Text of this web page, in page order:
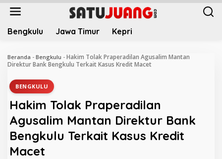
L
Bengkulu Jawa Timur Kepri
Beranda - Bengkulu - Hakim Tolak Praperadilan Agusalim Mantan
Direktur Bank Bengkulu Terkait Kasus Kredit Macet
BENGKULU
Hakim Tolak Praperadilan
Agusalim Mantan Direktur Bank
Bengkulu Terkait Kasus Kredit
Macet